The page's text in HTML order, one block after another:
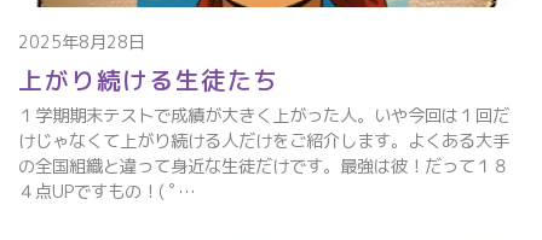
2025年8月28日
上がり続ける生徒たち
１学期期末テストで成績が大きく上がった人。いや今回は１回だ
けじゃなくて上がり続ける人だけをご紹介します。よくある大手
の全国組織と違って身近な生徒だけです。最強は彼！だって１８
４点UPですもの！( ﾟ…